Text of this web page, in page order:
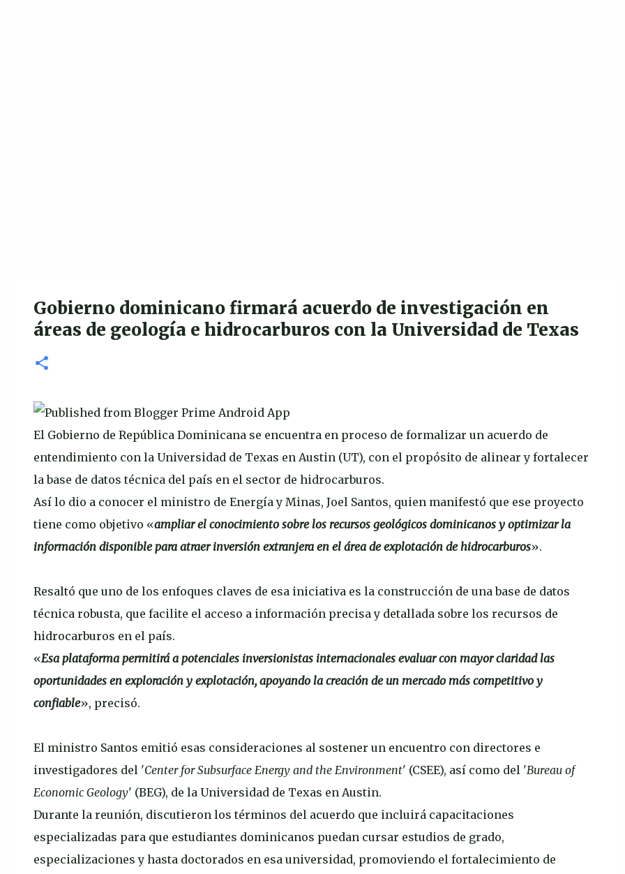
Gobierno dominicano firmará acuerdo de investigación en
áreas de geología e hidrocarburos con la Universidad de Texas
El Gobierno de República Dominicana se encuentra en proceso de formalizar un acuerdo de
entendimiento con la Universidad de Texas en Austin (UT), con el propósito de alinear y fortalecer
la base de datos técnica del país en el sector de hidrocarburos.
Así lo dio a conocer el ministro de Energía y Minas, Joel Santos, quien manifestó que ese proyecto
tiene como objetivo «ampliar el conocimiento sobre los recursos geológicos dominicanos y optimizar la
información disponible para atraer inversión extranjera en el área de explotación de hidrocarburos».
Resaltó que uno de los enfoques claves de esa iniciativa es la construcción de una base de datos
técnica robusta, que facilite el acceso a información precisa y detallada sobre los recursos de
hidrocarburos en el país.
«Esa plataforma permitirá a potenciales inversionistas internacionales evaluar con mayor claridad las
oportunidades en exploración y explotación, apoyando la creación de un mercado más competitivo y
confiable», precisó.
El ministro Santos emitió esas consideraciones al sostener un encuentro con directores e
investigadores del 'Center for Subsurface Energy and the Environment' (CSEE), así como del 'Bureau of
Economic Geology' (BEG), de la Universidad de Texas en Austin.
Durante la reunión, discutieron los términos del acuerdo que incluirá capacitaciones
especializadas para que estudiantes dominicanos puedan cursar estudios de grado,
especializaciones y hasta doctorados en esa universidad, promoviendo el fortalecimiento de